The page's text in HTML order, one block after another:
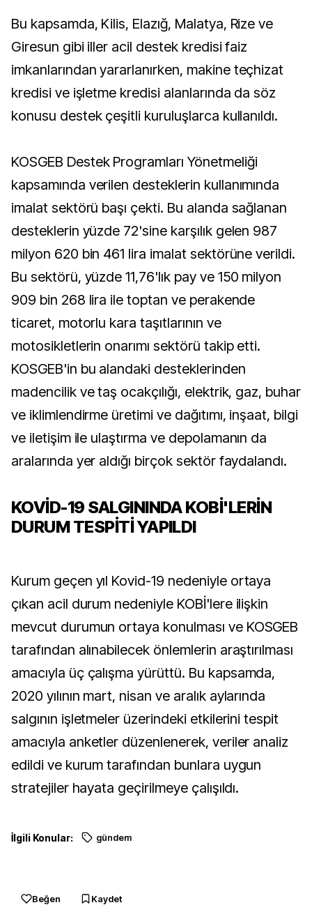
Bu kapsamda, Kilis, Elazığ, Malatya, Rize ve
Giresun gibi iller acil destek kredisi faiz
imkanlarından yararlanırken, makine teçhizat
kredisi ve işletme kredisi alanlarında da söz
konusu destek çeşitli kuruluşlarca kullanıldı.
KOSGEB Destek Programları Yönetmeliği
kapsamında verilen desteklerin kullanımında
imalat sektörü başı çekti. Bu alanda sağlanan
desteklerin yüzde 72'sine karşılık gelen 987
milyon 620 bin 461 lira imalat sektörüne verildi.
Bu sektörü, yüzde 11,76'lık pay ve 150 milyon
909 bin 268 lira ile toptan ve perakende
ticaret, motorlu kara taşıtlarının ve
motosikletlerin onarımı sektörü takip etti.
KOSGEB'in bu alandaki desteklerinden
madencilik ve taş ocakçılığı, elektrik, gaz, buhar
ve iklimlendirme üretimi ve dağıtımı, inşaat, bilgi
ve iletişim ile ulaştırma ve depolamanın da
aralarında yer aldığı birçok sektör faydalandı.
KOVİD-19 SALGININDA KOBİ'LERİN
DURUM TESPİTİ YAPILDI
Kurum geçen yıl Kovid-19 nedeniyle ortaya
çıkan acil durum nedeniyle KOBİ'lere ilişkin
mevcut durumun ortaya konulması ve KOSGEB
tarafından alınabilecek önlemlerin araştırılması
amacıyla üç çalışma yürüttü. Bu kapsamda,
2020 yılının mart, nisan ve aralık aylarında
salgının işletmeler üzerindeki etkilerini tespit
amacıyla anketler düzenlenerek, veriler analiz
edildi ve kurum tarafından bunlara uygun
stratejiler hayata geçirilmeye çalışıldı.
İlgili Konular: gündem
Beğen Kaydet